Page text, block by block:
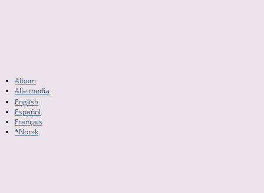
Album
Alle media
English
Español
Français
*Norsk